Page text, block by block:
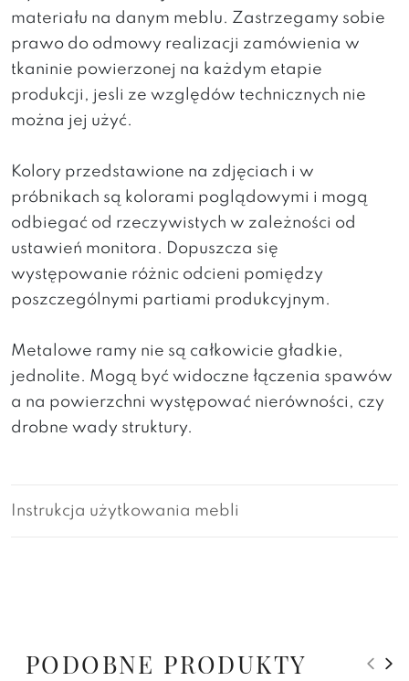
materiału na danym meblu. Zastrzegamy sobie
prawo do odmowy realizacji zamówienia w
tkaninie powierzonej na każdym etapie
produkcji, jesli ze względów technicznych nie
można jej użyć.
Kolory przedstawione na zdjęciach i w
próbnikach są kolorami poglądowymi i mogą
odbiegać od rzeczywistych w zależności od
ustawień monitora. Dopuszcza się
występowanie różnic odcieni pomiędzy
poszczególnymi partiami produkcyjnym.
Metalowe ramy nie są całkowicie gładkie,
jednolite. Mogą być widoczne łączenia spawów
a na powierzchni występować nierówności, czy
drobne wady struktury.
Instrukcja użytkowania mebli
PODOBNE PRODUKTY